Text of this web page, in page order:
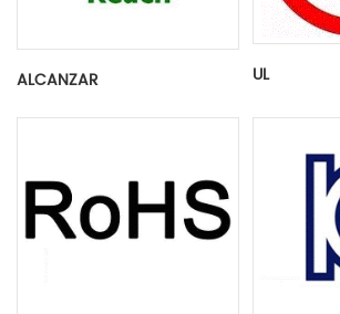
ALCANZAR UL